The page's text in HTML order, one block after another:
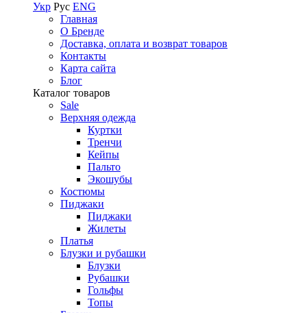
Укр Рус ENG
Главная
О Бренде
Доставка, оплата и возврат товаров
Контакты
Карта сайта
Блог
Каталог товаров
Sale
Верхняя одежда
Куртки
Тренчи
Кейпы
Пальто
Экошубы
Костюмы
Пиджаки
Пиджаки
Жилеты
Платья
Блузки и рубашки
Блузки
Рубашки
Гольфы
Топы